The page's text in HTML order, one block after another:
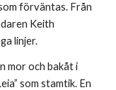
förväntas. Från
Keith
linjer.
mor och bakåt i
som stamtik. En